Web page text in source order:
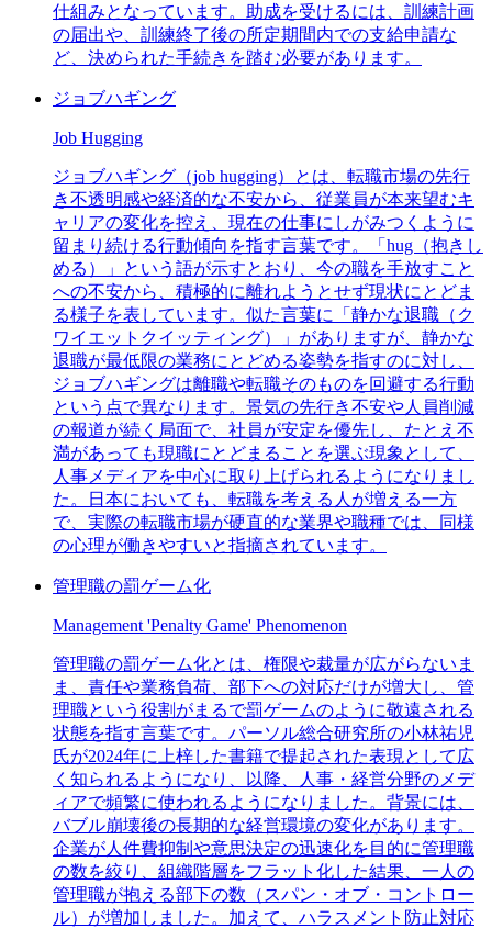
仕組みとなっています。助成を受けるには、訓練計画
の届出や、訓練終了後の所定期間内での支給申請な
ど、決められた手続きを踏む必要があります。
ジョブハギング
Job Hugging
ジョブハギング（job hugging）とは、転職市場の先行
き不透明感や経済的な不安から、従業員が本来望むキ
ャリアの変化を控え、現在の仕事にしがみつくように
留まり続ける行動傾向を指す言葉です。「hug（抱きし
める）」という語が示すとおり、今の職を手放すこと
への不安から、積極的に離れようとせず現状にとどま
る様子を表しています。似た言葉に「静かな退職（ク
ワイエットクイッティング）」がありますが、静かな
退職が最低限の業務にとどめる姿勢を指すのに対し、
ジョブハギングは離職や転職そのものを回避する行動
という点で異なります。景気の先行き不安や人員削減
の報道が続く局面で、社員が安定を優先し、たとえ不
満があっても現職にとどまることを選ぶ現象として、
人事メディアを中心に取り上げられるようになりまし
た。日本においても、転職を考える人が増える一方
で、実際の転職市場が硬直的な業界や職種では、同様
の心理が働きやすいと指摘されています。
管理職の罰ゲーム化
Management 'Penalty Game' Phenomenon
管理職の罰ゲーム化とは、権限や裁量が広がらないま
ま、責任や業務負荷、部下への対応だけが増大し、管
理職という役割がまるで罰ゲームのように敬遠される
状態を指す言葉です。パーソル総合研究所の小林祐児
氏が2024年に上梓した書籍で提起された表現として広
く知られるようになり、以降、人事・経営分野のメデ
ィアで頻繁に使われるようになりました。背景には、
バブル崩壊後の長期的な経営環境の変化があります。
企業が人件費抑制や意思決定の迅速化を目的に管理職
の数を絞り、組織階層をフラット化した結果、一人の
管理職が抱える部下の数（スパン・オブ・コントロー
ル）が増加しました。加えて、ハラスメント防止対応